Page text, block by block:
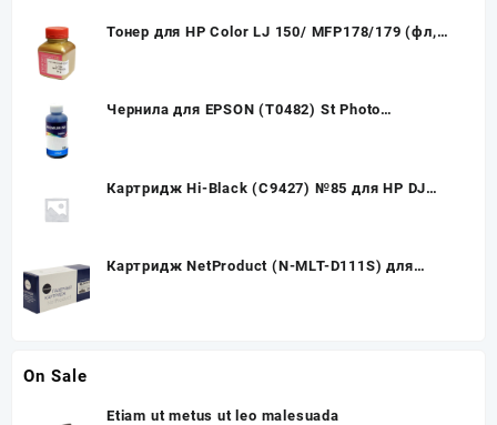
Тонер для HP Color LJ 150/ MFP178/179 (фл,
Чернила для EPSON (T0482) St Photo
Картридж Hi-Black (C9427) №85 для HP DJ
Картридж NetProduct (N-MLT-D111S) для
On Sale
Etiam ut metus ut leo malesuada